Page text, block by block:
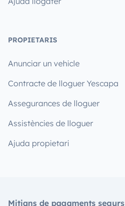
PROPIETARIS
Anunciar un vehicle
Contracte de lloguer Yescapa
Assegurances de lloguer
Assistències de lloguer
Ajuda propietari
Mitjans de pagaments segurs